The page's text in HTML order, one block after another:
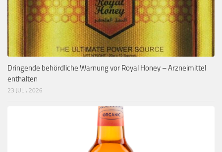
Dringende behördliche Warnung vor Royal Honey – Arzneimittel
enthalten
23 JULI, 2026